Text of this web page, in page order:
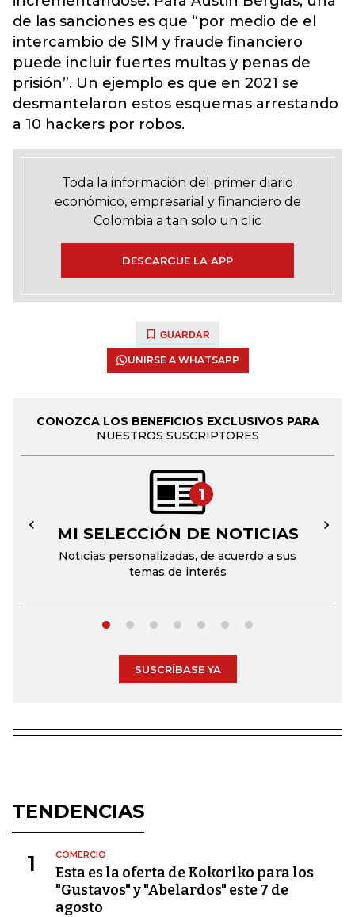
de las sanciones es que “por medio de el
intercambio de SIM y fraude financiero
puede incluir fuertes multas y penas de
prisión”. Un ejemplo es que en 2021 se
desmantelaron estos esquemas arrestando
a 10 hackers por robos.
Toda la información del primer diario
económico, empresarial y financiero de
Colombia a tan solo un clic
DESCARGUE LA APP
GUARDAR
UNIRSE A WHATSAPP
CONOZCA LOS BENEFICIOS EXCLUSIVOS PARA
NUESTROS SUSCRIPTORES
1
MI SELECCIÓN DE NOTICIAS
Noticias personalizadas, de acuerdo a sus
temas de interés
← →
SUSCRÍBASE YA
TENDENCIAS
1 COMERCIO
Esta es la oferta de Kokoriko para los
"Gustavos" y "Abelardos" este 7 de
agosto